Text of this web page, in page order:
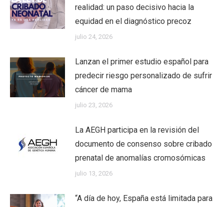
realidad: un paso decisivo hacia la
equidad en el diagnóstico precoz
julio 24, 2026
Lanzan el primer estudio español para
predecir riesgo personalizado de sufrir
cáncer de mama
julio 23, 2026
La AEGH participa en la revisión del
documento de consenso sobre cribado
prenatal de anomalías cromosómicas
julio 13, 2026
“A día de hoy, España está limitada para